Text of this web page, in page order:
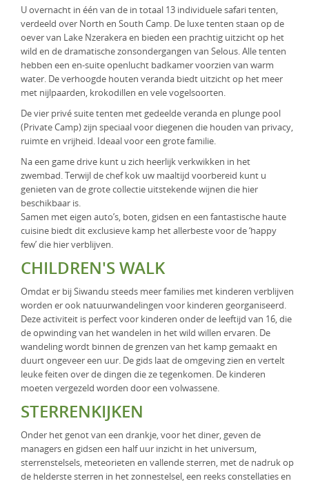
Groepsreis
Uganda
Zambia
Zimbabwe
Zuid-Afrika
KLM Preferred Partner
U overnacht in één van de in totaal 13 individuele safari tenten,
verdeeld over North en South Camp. De luxe tenten staan op de
oever van Lake Nzerakera en bieden een prachtig uitzicht op het
wild en de dramatische zonsondergangen van Selous. Alle tenten
hebben een en-suite openlucht badkamer voorzien van warm
water. De verhoogde houten veranda biedt uitzicht op het meer
met nijlpaarden, krokodillen en vele vogelsoorten.
De vier privé suite tenten met gedeelde veranda en plunge pool
(Private Camp) zijn speciaal voor diegenen die houden van privacy,
ruimte en vrijheid. Ideaal voor een grote familie.
Na een game drive kunt u zich heerlijk verkwikken in het
zwembad. Terwijl de chef kok uw maaltijd voorbereid kunt u
genieten van de grote collectie uitstekende wijnen die hier
beschikbaar is.
Samen met eigen auto’s, boten, gidsen en een fantastische haute
cuisine biedt dit exclusieve kamp het allerbeste voor de ‘happy
few’ die hier verblijven.
CHILDREN'S WALK
Omdat er bij Siwandu steeds meer families met kinderen verblijven
worden er ook natuurwandelingen voor kinderen georganiseerd.
Deze activiteit is perfect voor kinderen onder de leeftijd van 16, die
de opwinding van het wandelen in het wild willen ervaren. De
wandeling wordt binnen de grenzen van het kamp gemaakt en
duurt ongeveer een uur. De gids laat de omgeving zien en vertelt
leuke feiten over de dingen die ze tegenkomen. De kinderen
moeten vergezeld worden door een volwassene.
STERRENKIJKEN
Onder het genot van een drankje, voor het diner, geven de
managers en gidsen een half uur inzicht in het universum,
sterrenstelsels, meteorieten en vallende sterren, met de nadruk op
de helderste sterren in het zonnestelsel, een reeks constellaties en